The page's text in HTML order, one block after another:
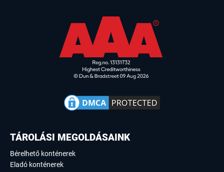
TÁROLÁSI MEGOLDÁSAINK
Bérelhető konténerek
Eladó konténerek